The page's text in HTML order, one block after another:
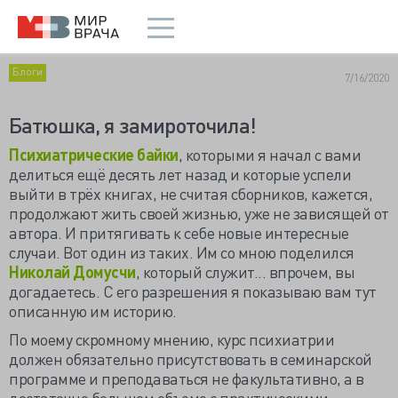
Блоги 7/16/2020
Батюшка, я замироточила!
Психиатрические байки, которыми я начал с вами
делиться ещё десять лет назад и которые успели
выйти в трёх книгах, не считая сборников, кажется,
продолжают жить своей жизнью, уже не зависящей от
автора. И притягивать к себе новые интересные
случаи. Вот один из таких. Им со мною поделился
Николай Домусчи, который служит... впрочем, вы
догадаетесь. С его разрешения я показываю вам тут
описанную им историю.
По моему скромному мнению, курс психиатрии
должен обязательно присутствовать в семинарской
программе и преподаваться не факультативно, а в